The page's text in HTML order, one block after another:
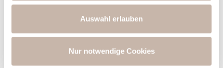
analysieren. Außerdem geben wir Informationen zu Ihrer
Verwendung unserer Website an unsere Partner für
Partner führen diese Informationen möglicherweise mit
weiteren Daten zusammen, die Sie ihnen bereitgestellt
Auswahl erlauben
Nur notwendige Cookies